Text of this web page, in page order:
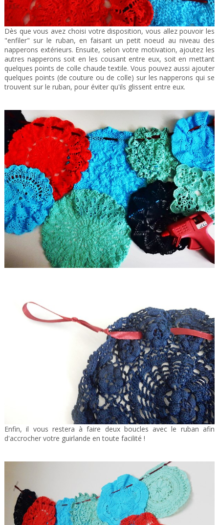
Dès que vous avez choisi votre disposition, vous allez pouvoir les
"enfiler" sur le ruban, en faisant un petit noeud au niveau des
napperons extérieurs. Ensuite, selon votre motivation, ajoutez les
autres napperons soit en les cousant entre eux, soit en mettant
quelques points de colle chaude textile. Vous pouvez aussi ajouter
quelques points (de couture ou de colle) sur les napperons qui se
trouvent sur le ruban, pour éviter qu'ils glissent entre eux.
Enfin, il vous restera à faire deux boucles avec le ruban afin
d'accrocher votre guirlande en toute facilité !